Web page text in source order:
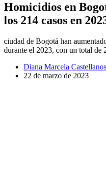
Homicidios en
los 214 casos en
ciudad de Bogotá han
durante el 2023, con un total de
Diana Marcela Castellanos
22 de marzo de 2023